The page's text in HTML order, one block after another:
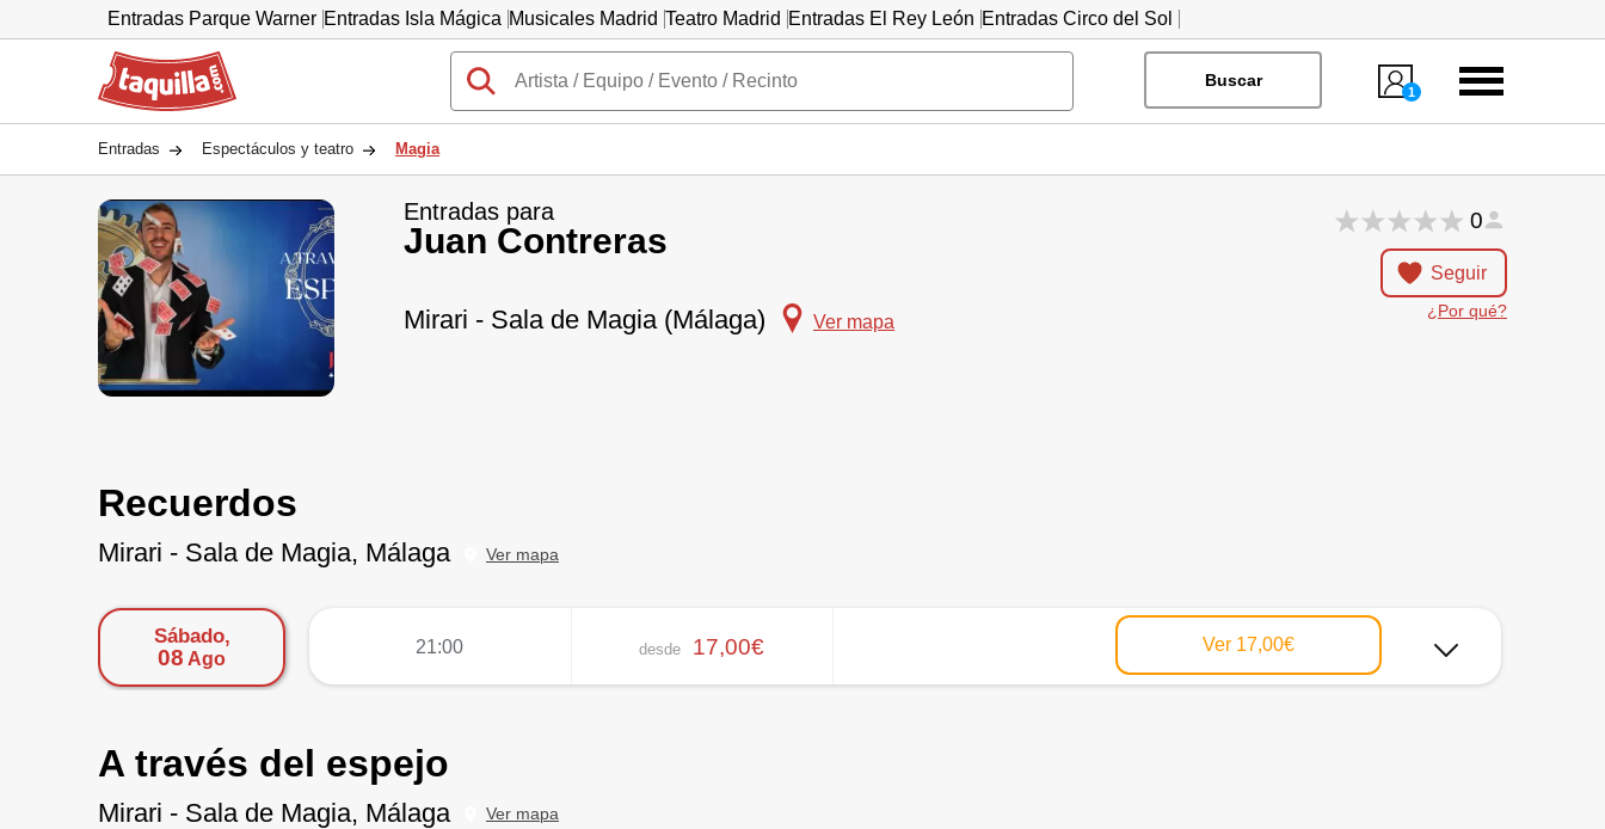
Entradas Parque Warner Entradas Isla Mágica Musicales Madrid Teatro Madrid Entradas El Rey León Entradas Circo del Sol
Taquilla.com
Buscar
1
Menú
Entradas Espectáculos y teatro Magia
Entradas para
Juan Contreras
Mirari - Sala de Magia (Málaga) Ver mapa
0
Seguir
¿Por qué?
Recuerdos
Mirari - Sala de Magia, Málaga Ver mapa
Sábado,
08 Ago
21:00 desde 17,00€ Ver 17,00€
A través del espejo
Mirari - Sala de Magia, Málaga Ver mapa